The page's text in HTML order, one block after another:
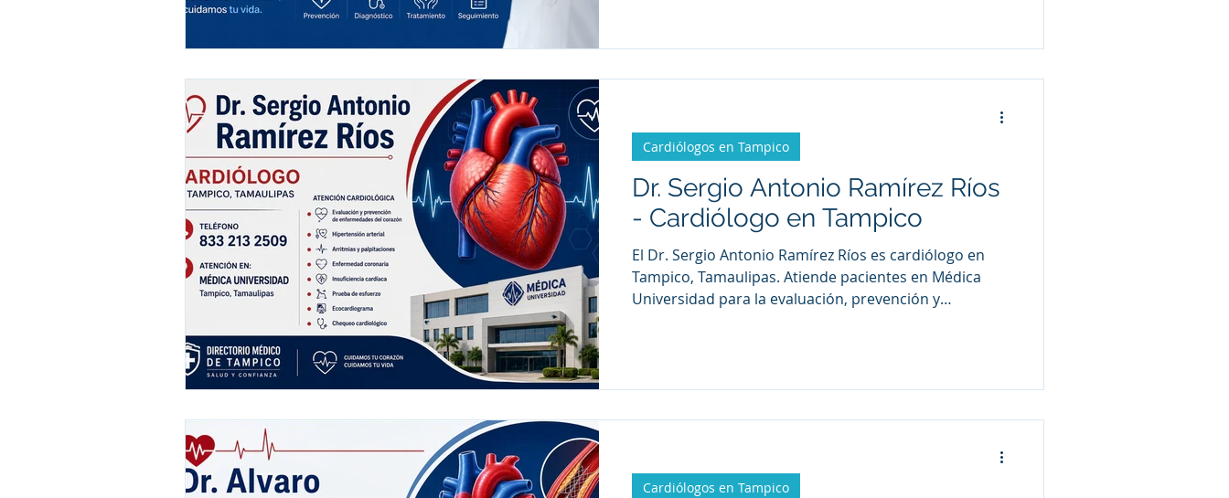
participar en la prevención y seguimiento de
enfermedades del corazón.
Dr. Sergio Antonio Ramírez Ríos
- Cardiólogo en Tampico
El Dr. Sergio Antonio Ramírez Ríos es cardiólogo en
Tampico, Tamaulipas. Atiende pacientes en Médica
Universidad para la evaluación, prevención y
padecimientos relacionados con el corazón.
Cardiólogos en Tampico
Cardiólogos en Tampico